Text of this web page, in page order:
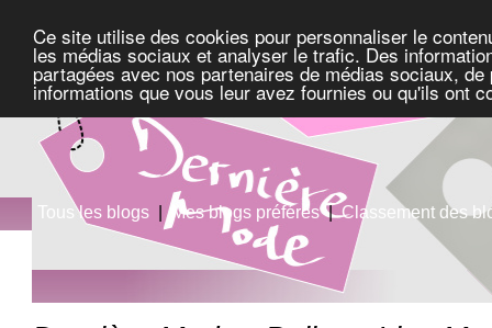
Ce site utilise des cookies pour personnaliser le
les médias sociaux et analyser le trafic. Des
partagées avec nos partenaires de médias sociaux,
informations que vous leur avez fournies ou qu'ils ont
Tous les blogs | Mes blogs préférés|Classement des